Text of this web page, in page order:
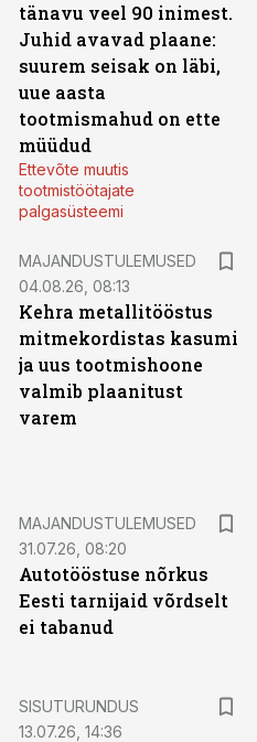
tänavu veel 90 inimest.
Juhid avavad plaane:
suurem seisak on läbi,
uue aasta
tootmismahud on ette
müüdud
Ettevõte muutis
tootmistöötajate
palgasüsteemi
MAJANDUSTULEMUSED
04.08.26, 08:13
Kehra metallitööstus
mitmekordistas kasumi
ja uus tootmishoone
valmib plaanitust
varem
MAJANDUSTULEMUSED
31.07.26, 08:20
Autotööstuse nõrkus
Eesti tarnijaid võrdselt
ei tabanud
SISUTURUNDUS
13.07.26, 14:36